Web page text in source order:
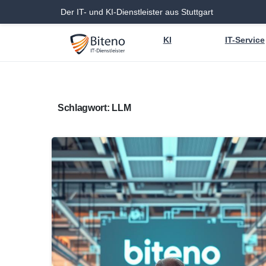
Der IT- und KI-Dienstleister aus Stuttgart
KI IT-Service
Schlagwort: LLM